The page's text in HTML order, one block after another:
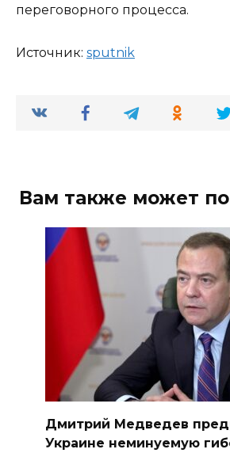
переговорного процесса.
Источник: sput­nik
Вам также может
Дмитрий Медведев
Украине неминуемую